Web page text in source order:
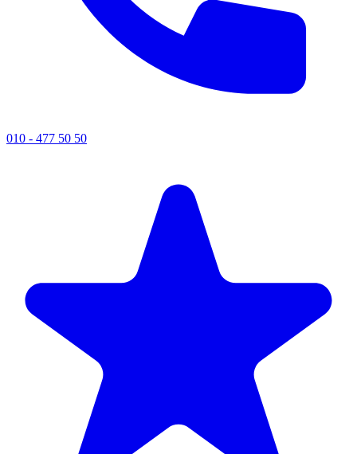
010 - 477 50 50